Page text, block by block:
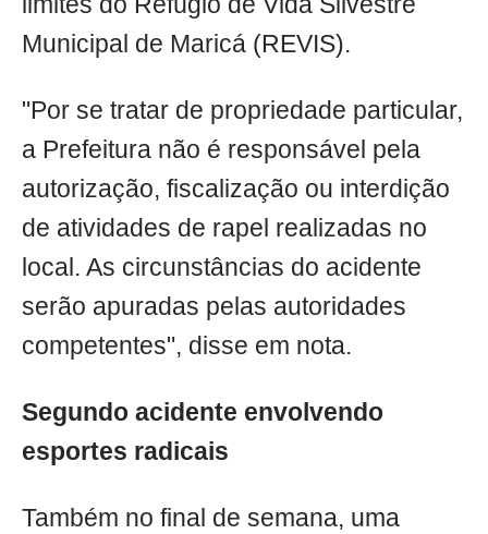
Municipal de Maricá (REVIS).
"Por se tratar de propriedade particular,
a Prefeitura não é responsável pela
autorização, fiscalização ou interdição
de atividades de rapel realizadas no
local. As circunstâncias do acidente
serão apuradas pelas autoridades
competentes", disse em nota.
Segundo acidente envolvendo
esportes radicais
Também no final de semana, uma